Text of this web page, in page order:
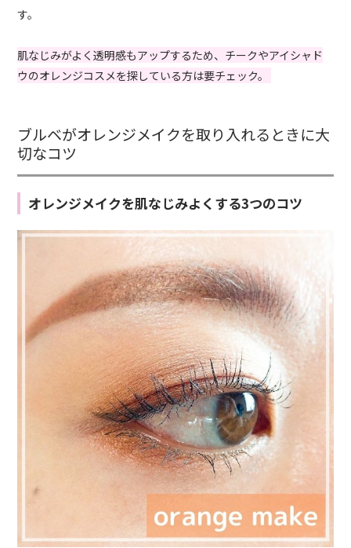
す。
肌なじみがよく透明感もアップするため、チークやアイシャド
ウのオレンジコスメを探している方は要チェック。
ブルベがオレンジメイクを取り入れるときに大
切なコツ
オレンジメイクを肌なじみよくする3つのコツ